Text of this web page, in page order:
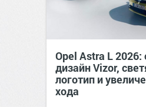
Opel Astra L
дизайн Vizor,
логотип и
хода